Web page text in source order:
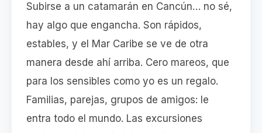
Subirse a un catamarán en Cancún… no sé,
hay algo que engancha. Son rápidos,
estables, y el Mar Caribe se ve de otra
manera desde ahí arriba. Cero mareos, que
para los sensibles como yo es un regalo.
Familias, parejas, grupos de amigos: le
entra todo el mundo. Las excursiones